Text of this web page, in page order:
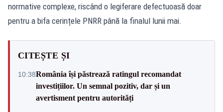
normative complexe, riscând o legiferare defectuoasă doar
pentru a bifa cerințele PNRR până la finalul lunii mai.
CITEȘTE ȘI
10:38România își păstrează ratingul recomandat
investițiilor. Un semnal pozitiv, dar și un
avertisment pentru autorități